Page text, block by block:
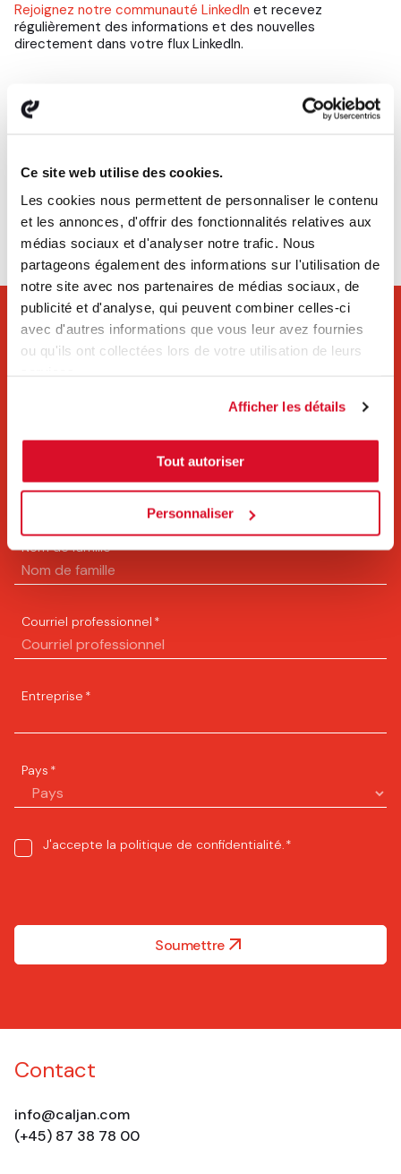
Ce site web utilise des cookies.
Les cookies nous permettent de personnaliser le contenu
et les annonces, d'offrir des fonctionnalités relatives aux
médias sociaux et d'analyser notre trafic. Nous
partageons également des informations sur l'utilisation de
notre site avec nos partenaires de médias sociaux, de
publicité et d'analyse, qui peuvent combiner celles-ci
avec d'autres informations que vous leur avez fournies
ou qu'ils ont collectées lors de votre utilisation de leurs
Afficher les détails
Tout autoriser
Personnaliser
Rejoignez notre communauté LinkedIn et recevez
régulièrement des informations et des nouvelles
directement dans votre flux LinkedIn.
Vous voulez en savoir plus sur
Contact
S'abonner à la lettre
Recevez chaque mois par e-mail les dernières nouvelles du
secteur et de l'entreprise.
Nom de famille*
Courriel professionnel *
Entreprise *
Pays *
Consent*
J'accepte la politique de confidentialité.*
Soumettre
Contact
info@caljan.com
(+45) 87 38 78 00